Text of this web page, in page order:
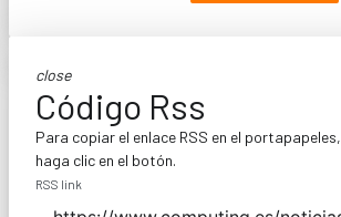
close
Código Rss
Para copiar el enlace RSS en el portapapeles,
haga clic en el botón.
RSS link